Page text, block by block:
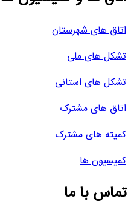
اتاق های شهرستان
تشکل های ملی
تشکل های استانی
اتاق های مشترک
کمیته های مشترک
کمیسیون ها
تماس با ما